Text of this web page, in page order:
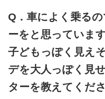
ゲーム
Q．車によく乗る
ーをと思っていま
子どもっぽく見え
デを大人っぽく見
ターを教えてくださ